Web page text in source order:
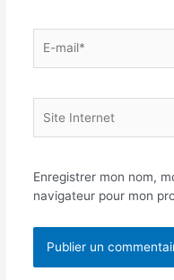
mail*
Internet
Enregistrer mon nom,
navigateur pour mon